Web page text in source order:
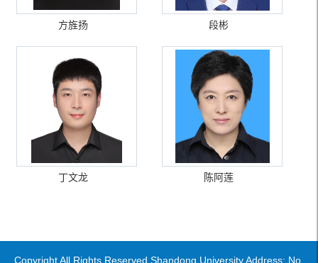
方旌扬 段彬
丁文龙 陈阿莲
Copyright All Rights Reserved Shandong University Address: No.